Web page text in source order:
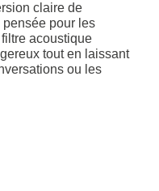
claire de
pour les
acoustique
tout en laissant
ou les